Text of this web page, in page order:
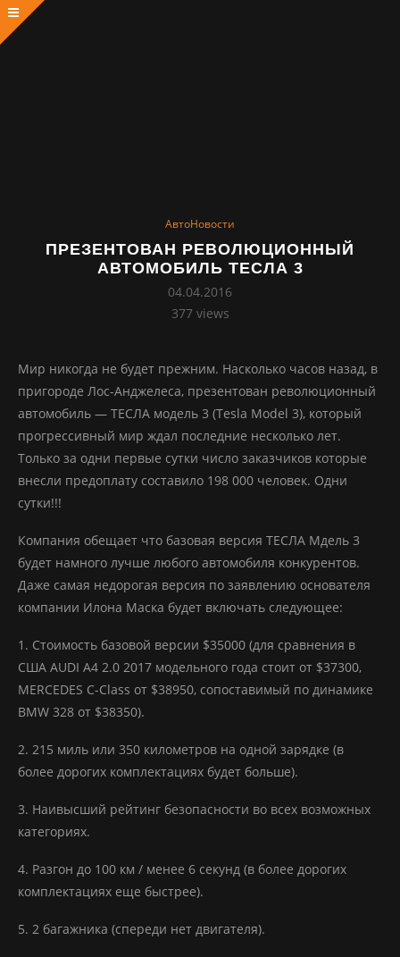
АвтоНовости
ПРЕЗЕНТОВАН РЕВОЛЮЦИОННЫЙ
АВТОМОБИЛЬ ТЕСЛА 3
04.04.2016
377 views
Мир никогда не будет прежним. Насколько часов назад, в
пригороде Лос-Анджелеса, презентован революционный
автомобиль — ТЕСЛА модель 3 (Tesla Model 3), который
прогрессивный мир ждал последние несколько лет.
Только за одни первые сутки число заказчиков которые
внесли предоплату составило 198 000 человек. Одни
сутки!!!
Компания обещает что базовая версия ТЕСЛА Мдель 3
будет намного лучше любого автомобиля конкурентов.
Даже самая недорогая версия по заявлению основателя
компании Илона Маска будет включать следующее:
1. Стоимость базовой версии $35000 (для сравнения в
США AUDI A4 2.0 2017 модельного года стоит от $37300,
MERCEDES C-Class от $38950, сопоставимый по динамике
BMW 328 от $38350).
2. 215 миль или 350 километров на одной зарядке (в
более дорогих комплектациях будет больше).
3. Наивысший рейтинг безопасности во всех возможных
категориях.
4. Разгон до 100 км / менее 6 секунд (в более дорогих
комплектациях еще быстрее).
5. 2 багажника (спереди нет двигателя).